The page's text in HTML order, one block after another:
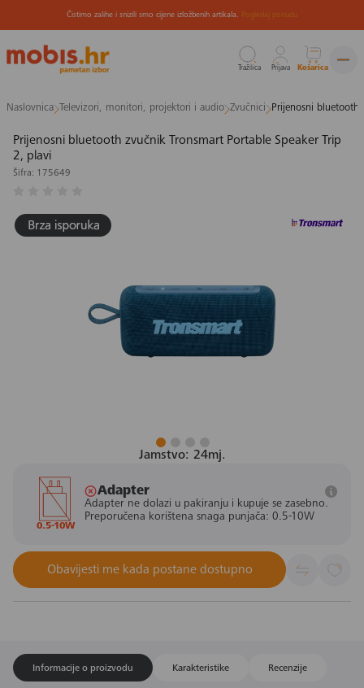
na
Čistimo zalihe i snizili smo cijene izložbenih artikala. Pogledaj ponudu
Tražilica Prijava Košarica
Naslovnica Televizori, monitori, projektori i audio Zvučnici Prijenosni bluetooth
Prijenosni bluetooth zvučnik Tronsmart Portable Speaker Trip
2, plavi
Šifra: 175649
Jamstvo: 24mj.
0.5-10W
Adapter
Adapter ne dolazi u pakiranju i kupuje se zasebno.
Preporučena korištena snaga punjača: 0.5-10W
Obavijesti me kada postane dostupno
Informacije o proizvodu Karakteristike Recenzije